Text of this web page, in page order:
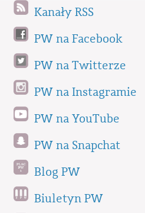
Kanały RSS
PW na Facebook
PW na Twitterze
PW na Instagramie
PW na YouTube
PW na Snapchat
Blog PW
Biuletyn PW